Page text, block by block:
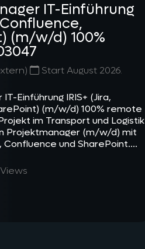
IT-Einführung
Confluence,
(m/w/d) 100%
Start August 2026.
Einführung IRIS+ (Jira,
(m/w/d) 100% remote
im Transport und Logistik
Projektmanager (m/w/d) mit
Confluence und SharePoint....